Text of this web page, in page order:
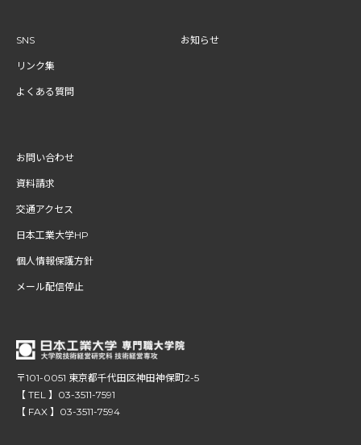
SNS
リンク集
よくある質問
お知らせ
お問い合わせ
資料請求
交通アクセス
日本工業大学HP
個人情報保護方針
メール配信停止
〒101-0051 東京都千代田区神田神保町2-5
【 TEL 】03-3511-7591
【 FAX 】03-3511-7594